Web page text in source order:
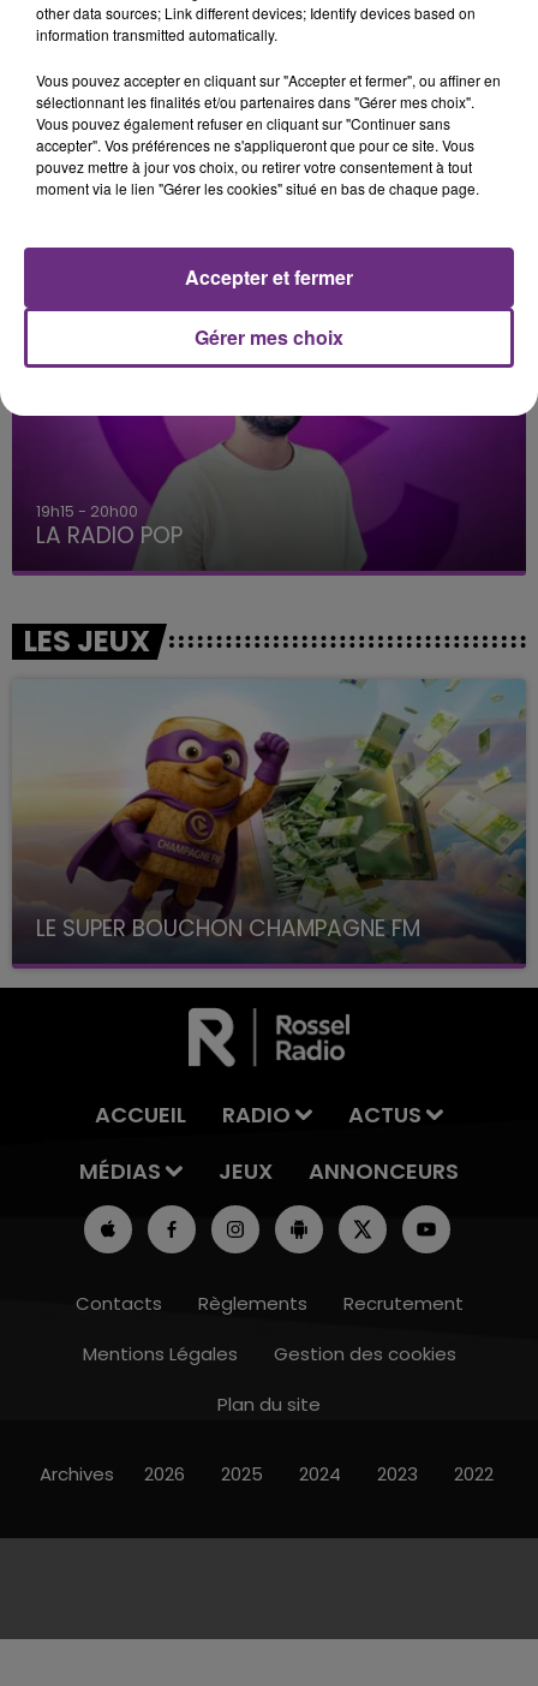
ORELSAN
Ailleurs
TAYLOR SWIFT
I Knew It, I Knew You
A L'ANTENNE
19h15 - 20h00
LA RADIO POP
LES JEUX
LE SUPER BOUCHON CHAMPAGNE FM
avec La Famille Champagne FM, à 8H10
ACCUEIL RADIO
ACTUS
MÉDIAS
JEUX ANNONCEURS
Contacts Règlements
Recrutement
Mentions Légales
Gestion des cookies
Plan du site
Archives 2026 2025 2024 2023 2022
other data sources; Link different devices; Identify devices based on
information transmitted automatically.
Vous pouvez accepter en cliquant sur "Accepter et fermer", ou affiner en
sélectionnant les finalités et/ou partenaires dans "Gérer mes choix".
Vous pouvez également refuser en cliquant sur "Continuer sans
accepter". Vos préférences ne s'appliqueront que pour ce site. Vous
pouvez mettre à jour vos choix, ou retirer votre consentement à tout
moment via le lien "Gérer les cookies" situé en bas de chaque page.
Gérer mes choix
Accepter et fermer